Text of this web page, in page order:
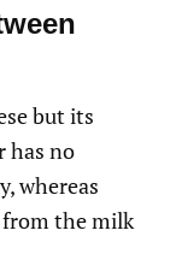
but its
has no
whereas
from the milk